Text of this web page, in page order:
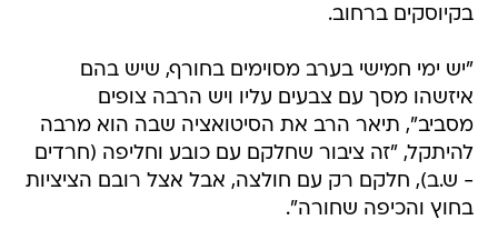
בקיוסקים ברחוב.
"יש ימי חמישי בערב מסוימים בחורף, שיש בהם
איזשהו מסך עם צבעים עליו ויש הרבה צופים
מסביב", תיאר הרב את הסיטואציה שבה הוא מרבה
להיתקל, "זה ציבור שחלקם עם כובע וחליפה (חרדים
- ש.ב), חלקם רק עם חולצה, אבל אצל רובם הציציות
בחוץ והכיפה שחורה".